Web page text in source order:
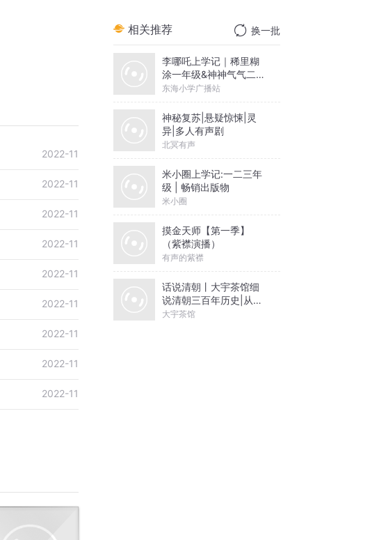
2022-11
2022-11
2022-11
2022-11
2022-11
2022-11
2022-11
2022-11
2022-11
相关推荐 换一批
李哪吒上学记｜稀里糊
涂一年级&神神气气二年
级
东海小学广播站
神秘复苏|悬疑惊悚|灵
异|多人有声剧
北冥有声
米小圈上学记:一二三年
级 | 畅销出版物
米小圈
摸金天师【第一季】
（紫襟演播）
有声的紫襟
话说清朝丨大宇茶馆细
说清朝三百年历史|从努
尔哈赤到末代皇帝溥仪|
大宇茶馆